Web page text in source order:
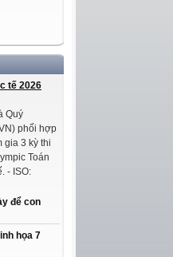
tế 2026
Quý
phối hợp
gia 3 kỳ thi
Toán
- ISO:
để con
họa 7